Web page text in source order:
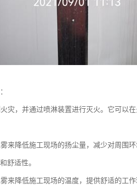
灾，并通过喷淋装置进行灭火。它可以
来降低施工现场的扬尘量，减少对周围
舒适性。
来降低施工现场的温度，提供舒适的工